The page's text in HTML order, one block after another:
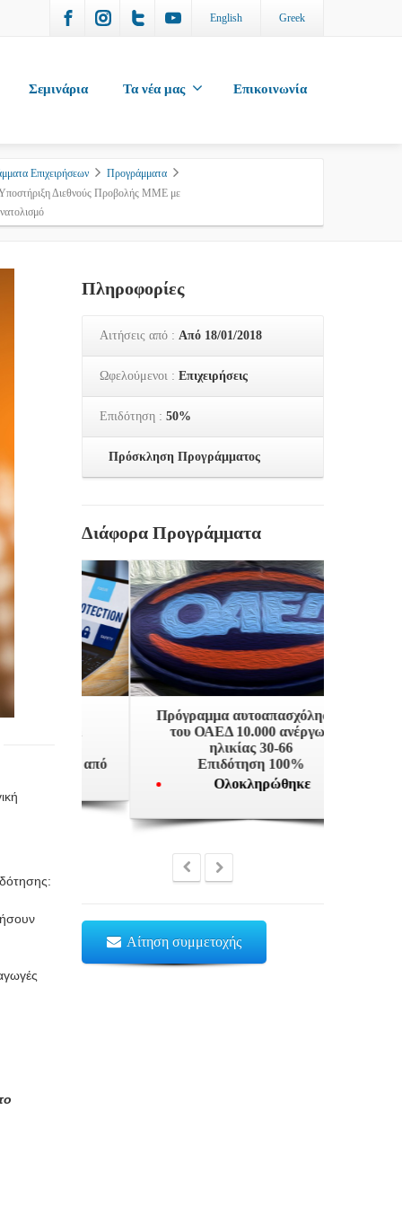
English Greek
Σεμινάρια Τα νέα μας Επικοινωνία
Επιχειρήσεων
Προγράμματα
Διεθνούς Προβολής ΜΜΕ με
Πληροφορίες
Αιτήσεις από : Από 18/01/2018
Ωφελούμενοι : Επιχειρήσεις
Επιδότηση : 50%
Πρόσκληση Προγράμματος
Διάφορα Προγράμματα
Με
Πρόγραμμα αυτοαπασχόλησης
του ΟΑΕΔ 10.000 ανέργων
ηλικίας 30-66
Επιδότηση 100%
Ολοκληρώθηκε
Αίτηση συμμετοχής